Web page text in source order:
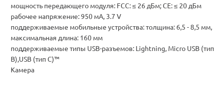
мощность передающего модуля: FCC: ≤ 26 дБм; CE: ≤ 20 дБм
рабочее напряжение: 950 мА, 3.7 V
поддерживаемые мобильные устройства: толщина: 6,5 - 8,5 мм,
максимальная длина: 160 мм
поддерживаемые типы USB-разъемов: Lightning, Micro USB (тип
B),USB (тип C)™
Камера